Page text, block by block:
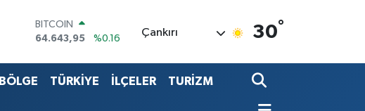
BITCOIN
64.643,95
%0.16
EURO
Çankırı 30°
BÖLGE TÜRKİYE İLÇELER TURİZM